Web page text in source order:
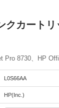
クカートリ
Pro 8730、HP
L0S66AA
HP(Inc.)